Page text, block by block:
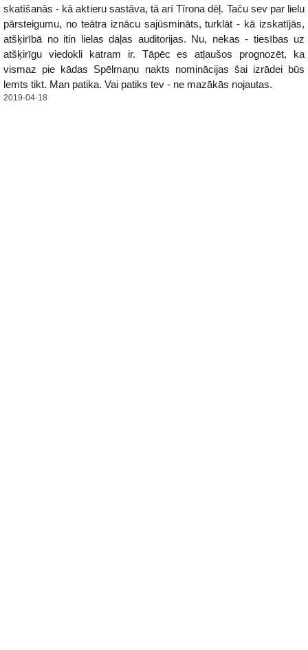
skatīšanās - kā aktieru sastāva, tā arī Tīrona dēļ. Taču sev par lielu
pārsteigumu, no teātra iznācu sajūsmināts, turklāt - kā izskatījās,
atšķirībā no itin lielas daļas auditorijas. Nu, nekas - tiesības uz
atšķirīgu viedokli katram ir. Tāpēc es atļaušos prognozēt, ka
vismaz pie kādas Spēlmaņu nakts nominācijas šai izrādei būs
lemts tikt. Man patika. Vai patiks tev - ne mazākās nojautas.
2019-04-18